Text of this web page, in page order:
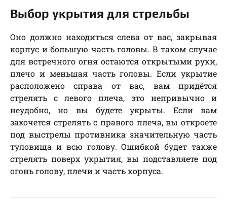
Выбор укрытия для стрельбы
Оно должно находиться слева от вас, закрывая
корпус и большую часть головы. В таком случае
для встречного огня остаются открытыми руки,
плечо и меньшая часть головы. Если укрытие
расположено справа от вас, вам придётся
стрелять с левого плеча, это непривычно и
неудобно, но вы будете укрыты. Если вам
захочется стрелять с правого плеча, вы откроете
под выстрелы противника значительную часть
туловища и всю голову. Ошибкой будет также
стрелять поверх укрытия, вы подставляете под
огонь голову, плечи и часть корпуса.